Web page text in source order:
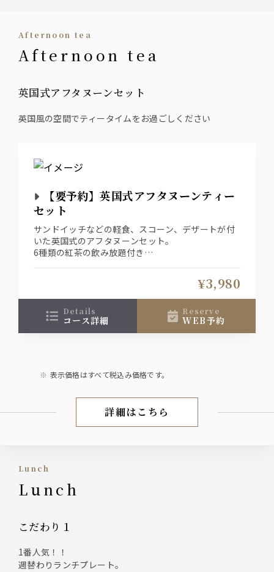
Afternoon tea
Afternoon tea
英国式アフタヌーンセット
英国風の空間でティータイムをお過ごしください
【要予約】英国式アフタヌーンティー
セット
サンドイッチなどの軽食、スコーン、デザートが付
いた英国式のアフタヌーンセット。
6種類の紅茶の飲み放題付き
¥3,980
details
コース詳細
reserve
WEB予約
表示価格はすべて税込み価格です。
Afternoon tea
詳細はこちら
Lunch
Lunch
こだわり１
1番人気！！
週替わりランチプレート。